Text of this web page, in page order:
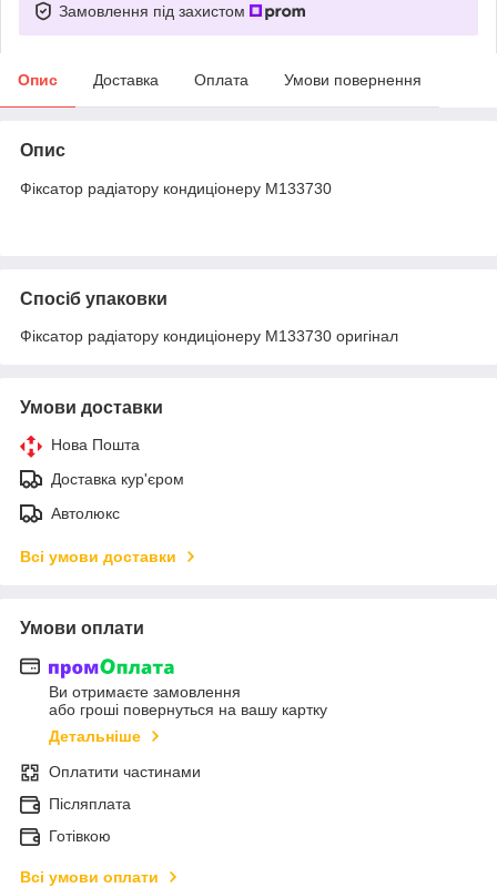
Замовлення під захистом
Опис Доставка Оплата Умови повернення
Опис
Фіксатор радіатору кондиціонеру M133730
Спосіб упаковки
Фіксатор радіатору кондиціонеру M133730 оригінал
Умови доставки
Нова Пошта
Доставка кур'єром
Автолюкс
Всі умови доставки
Умови оплати
Ви отримаєте замовлення
або гроші повернуться на вашу картку
Детальніше
Оплатити частинами
Післяплата
Готівкою
Всі умови оплати